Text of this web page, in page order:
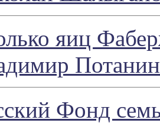
яиц
Фонд